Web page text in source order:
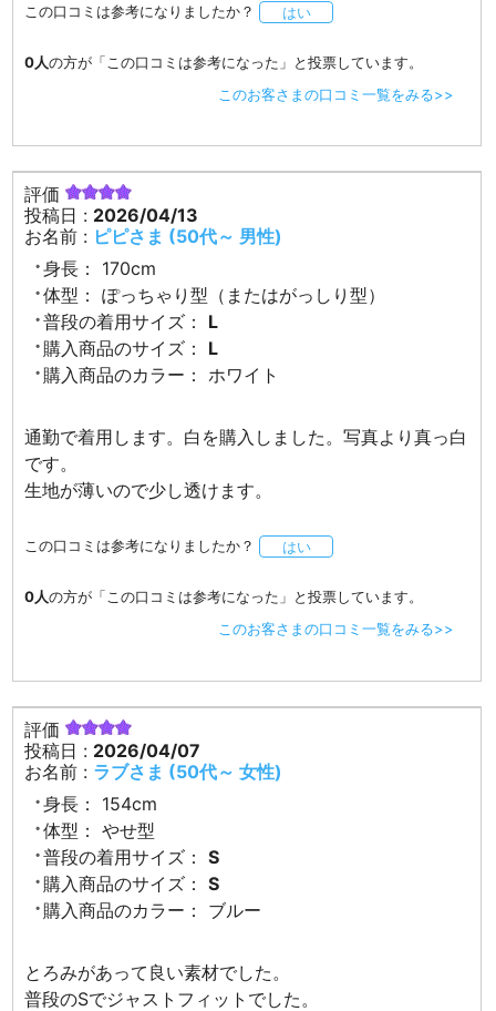
この口コミは参考になりましたか？ はい
0人の方が「この口コミは参考になった」と投票しています。
このお客さまの口コミ一覧をみる>>
評価
投稿日 : 2026/04/13
お名前 : ピピさま (50代～ 男性)
身長：
170cm
体型：
ぽっちゃり型（またはがっしり型）
普段の着用サイズ：
L
購入商品のサイズ：
L
購入商品のカラー：
ホワイト
通勤で着用します。白を購入しました。写真より真っ白
です。
生地が薄いので少し透けます。
この口コミは参考になりましたか？ はい
0人の方が「この口コミは参考になった」と投票しています。
このお客さまの口コミ一覧をみる>>
評価
投稿日 : 2026/04/07
お名前 : ラブさま (50代～ 女性)
身長：
154cm
体型：
やせ型
普段の着用サイズ：
S
購入商品のサイズ：
S
購入商品のカラー：
ブルー
とろみがあって良い素材でした。
普段のSでジャストフィットでした。